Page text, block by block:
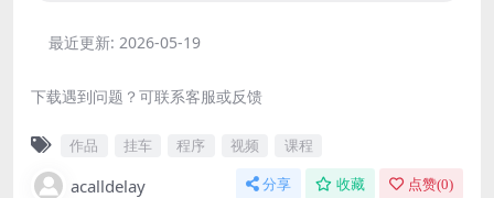
最近更新: 2026-05-19
下载遇到问题？可联系客服或反馈
作品 挂车 程序 视频 课程
acalldelay 分享 收藏 点赞(0)